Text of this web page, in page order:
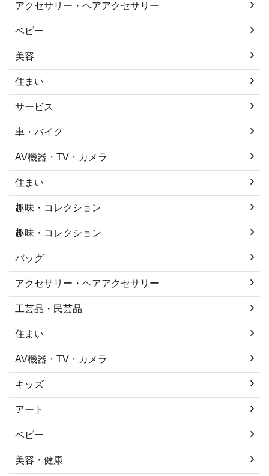
アクセサリー・ヘアアクセサリー
ベビー
美容
住まい
サービス
車・バイク
AV機器・TV・カメラ
住まい
趣味・コレクション
趣味・コレクション
バッグ
アクセサリー・ヘアアクセサリー
工芸品・民芸品
住まい
AV機器・TV・カメラ
キッズ
アート
ベビー
美容・健康